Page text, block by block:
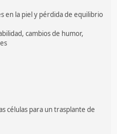
en la piel y pérdida de equilibrio
cambios de humor,
células para un trasplante de